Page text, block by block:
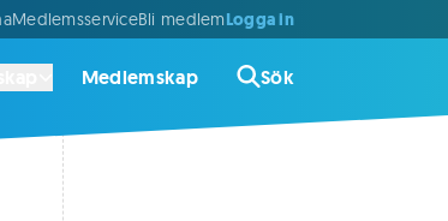
MedlemsserviceBli medlemLogga in
Medlemskap Sök